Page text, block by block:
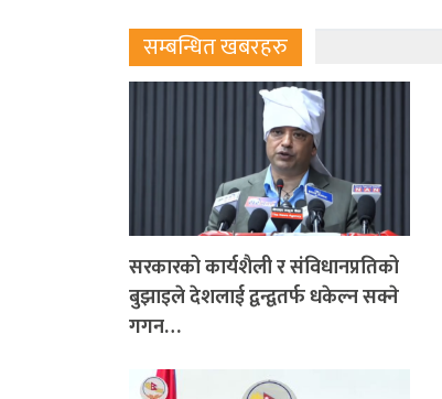
सम्बन्धित खबरहरु
सरकारको कार्यशैली र संविधानप्रतिको
बुझाइले देशलाई द्वन्द्वतर्फ धकेल्न सक्ने
गगन…